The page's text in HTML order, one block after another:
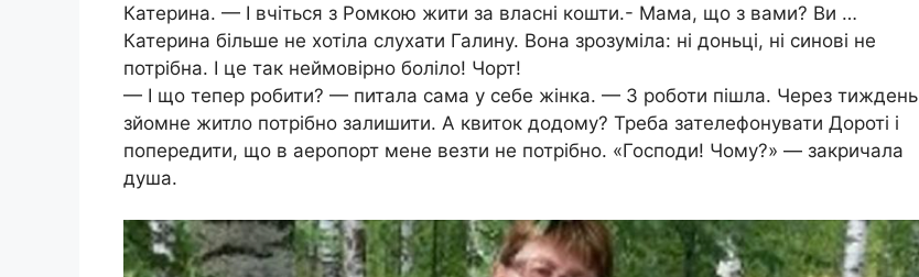
Катерина. — І вчіться з Ромкою жити за власні кошти.- Мама, що з вами? Ви …
Катерина більше не хотіла слухати Галину. Вона зрозуміла: ні доньці, ні синові не
потрібна. І це так неймовірно боліло! Чорт!
— І що тепер робити? — питала сама у себе жінка. — З роботи пішла. Через тиждень
зйомне житло потрібно залишити. А квиток додому? Треба зателефонувати Дороті і
попередити, що в аеропорт мене везти не потрібно. «Господи! Чому?» — закричала
душа.